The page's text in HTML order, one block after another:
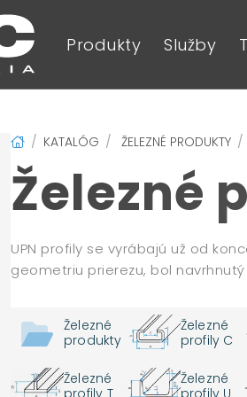
Produkty Služby
KATALÓG ŽELEZNÉ PRODUKTY
Železné
UPN profily se vyrábajú už od
geometriu prierezu, bol
Železné
produkty
Železné
profily C
Železné
profily T
Železné
profily U